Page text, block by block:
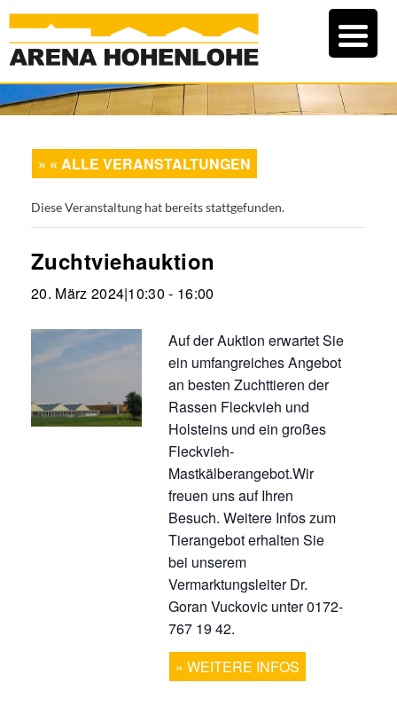
« ALLE VERANSTALTUNGEN
Diese Veranstaltung hat bereits stattgefunden.
Zuchtviehauktion
20. März 2024|10:30 - 16:00
Auf der Auktion erwartet Sie
ein umfangreiches Angebot
an besten Zuchttieren der
Rassen Fleckvieh und
Holsteins und ein großes
Fleckvieh-
Mastkälberangebot.Wir
freuen uns auf Ihren
Besuch. Weitere Infos zum
Tierangebot erhalten Sie
bei unserem
Vermarktungsleiter Dr.
Goran Vuckovic unter 0172-
767 19 42.
WEITERE INFOS